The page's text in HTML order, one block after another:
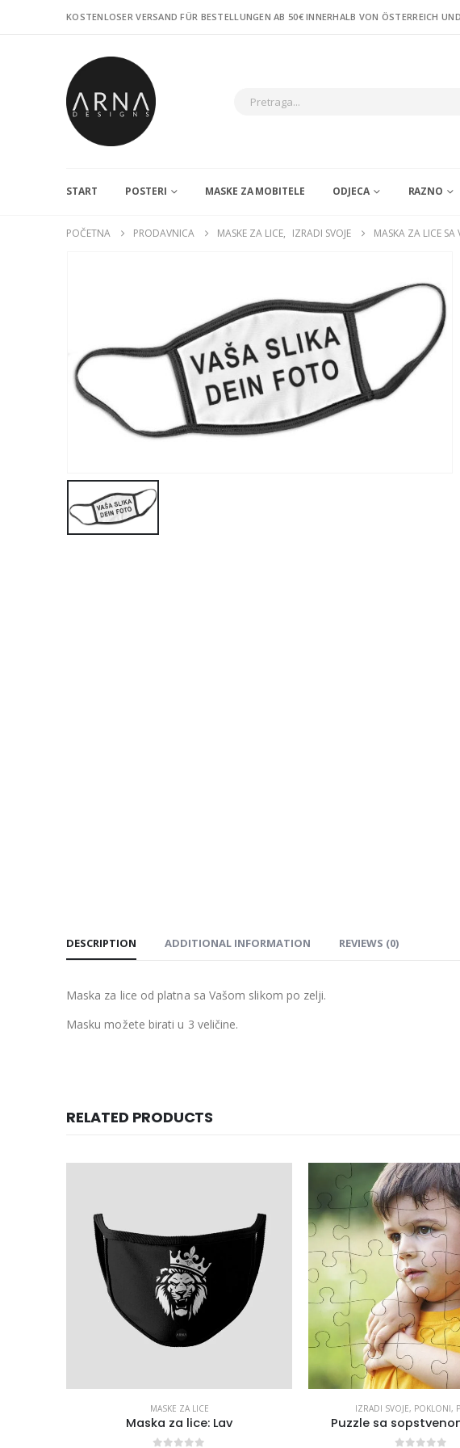
KOSTENLOSER VERSAND FÜR BESTELLUNGEN AB 50€ INNERHALB VON ÖSTERREICH
START POSTERI MASKE ZA MOBITELE ODJECA RAZNO
POČETNA PRODAVNICA MASKE ZA LICE, IZRADI SVOJE MASKA ZA LICE SA
DESCRIPTION ADDITIONAL INFORMATION REVIEWS (0)
Maska za lice od platna sa Vašom slikom po zelji.
Masku možete birati u 3 veličine.
RELATED PRODUCTS
MASKE ZA LICE
Maska za lice: Lav
IZRADI SVOJE, POKLONI,
Puzzle sa